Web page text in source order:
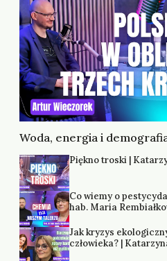
Woda, energia i
Piękno troski |
Co wiemy o
hab. Maria
Jak kryzys
człowieka? |